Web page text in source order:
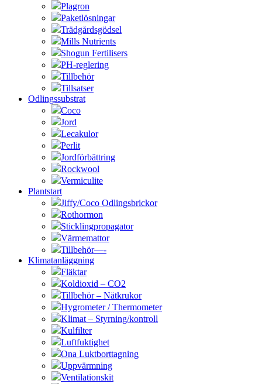
Plagron
Paketlösningar
Trädgårdsgödsel
Mills Nutrients
Shogun Fertilisers
PH-reglering
Tillbehör
Tillsatser
Odlingssubstrat
Coco
Jord
Lecakulor
Perlit
Jordförbättring
Rockwool
Vermiculite
Plantstart
Jiffy/Coco Odlingsbrickor
Rothormon
Sticklingpropagator
Värmemattor
Tillbehör—-
Klimatanläggning
Fläktar
Koldioxid – CO2
Tillbehör – Nätkrukor
Hygrometer / Thermometer
Klimat – Styrning/kontroll
Kulfilter
Luftfuktighet
Ona Luktborttagning
Uppvärmning
Ventilationskit